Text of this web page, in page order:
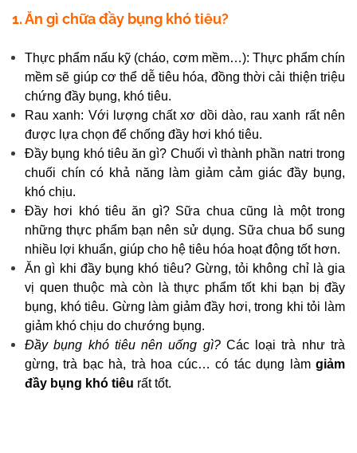
1. Ăn gì chữa đầy bụng khó tiêu?
Thực phẩm nấu kỹ (cháo, cơm mềm…): Thực phẩm chín
mềm sẽ giúp cơ thể dễ tiêu hóa, đồng thời cải thiện triệu
chứng đầy bụng, khó tiêu.
Rau xanh: Với lượng chất xơ dồi dào, rau xanh rất nên
được lựa chọn để chống đầy hơi khó tiêu.
Đầy bụng khó tiêu ăn gì? Chuối vì thành phần natri trong
chuối chín có khả năng làm giảm cảm giác đầy bụng,
khó chịu.
Đầy hơi khó tiêu ăn gì? Sữa chua cũng là một trong
những thực phẩm bạn nên sử dụng. Sữa chua bổ sung
nhiều lợi khuẩn, giúp cho hệ tiêu hóa hoạt động tốt hơn.
Ăn gì khi đầy bụng khó tiêu? Gừng, tỏi không chỉ là gia
vị quen thuộc mà còn là thực phẩm tốt khi bạn bị đầy
bụng, khó tiêu. Gừng làm giảm đầy hơi, trong khi tỏi làm
giảm khó chịu do chướng bụng.
Đầy bụng khó tiêu nên uống gì? Các loại trà như trà
gừng, trà bạc hà, trà hoa cúc… có tác dụng làmgiảm
đầy bụng khó tiêu rất tốt.